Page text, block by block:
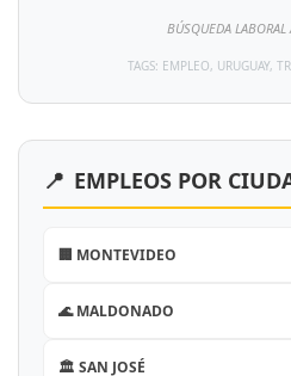
BÚSQUEDA LABORAL
TAGS: EMPLEO, URUGUAY,
📍 EMPLEOS POR
🏢 MONTEVIDEO
🌊 MALDONADO
🏛️ SAN JOSÉ